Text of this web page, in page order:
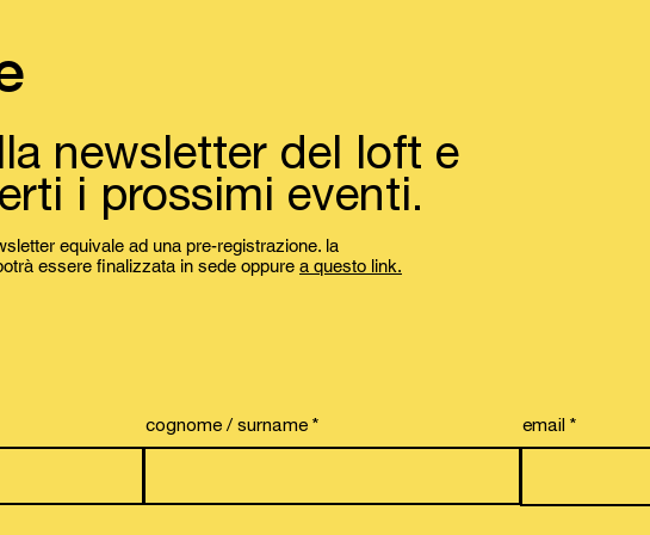
newsletter del loft e
i prossimi eventi.
equivale ad una pre-registrazione. la
essere finalizzata in sede oppure a questo link.
cognome / surname email